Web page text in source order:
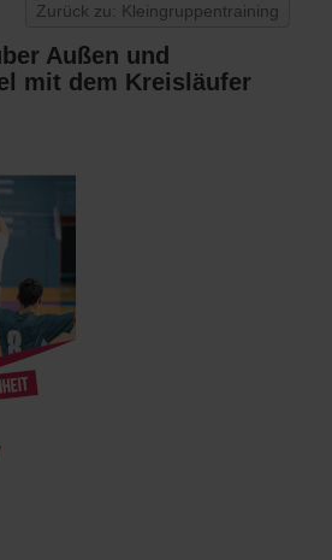
Zurück zu: Kleingruppentraining
Außen und
mit dem Kreisläufer